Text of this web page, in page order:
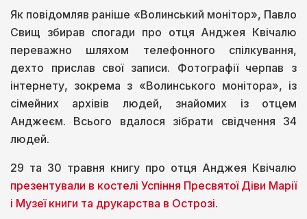
Як повідомляв раніше «Волинський монітор», Павло
Свищ збирав спогади про отця Анджея Квічалю
переважно шляхом телефонного спілкування,
дехто прислав свої записи. Фотографії черпав з
інтернету, зокрема з «Волинського монітора», із
сімейних архівів людей, знайомих із отцем
Анджеєм. Всього вдалося зібрати свідчення 34
людей.
29 та 30 травня книгу про отця Анджея Квічалю
презентували в костелі Успіння Пресвятої Діви Марії
і Музеї книги та друкарства в Острозі.